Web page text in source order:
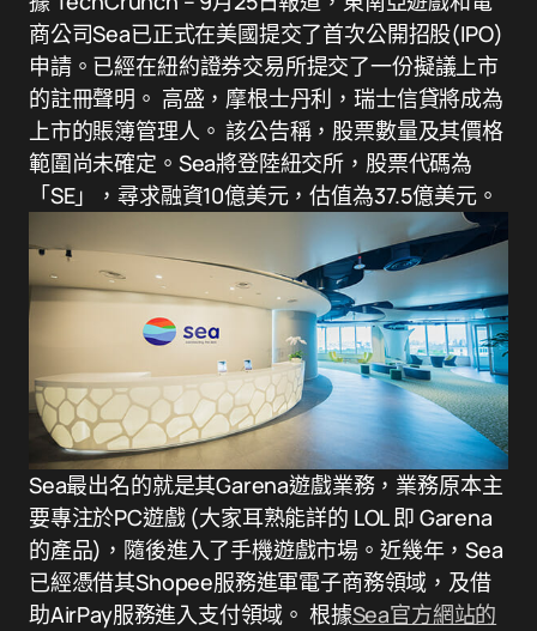
商公司Sea已正式在美國提交了首次公開招股(IPO)
申請。已經在紐約證券交易所提交了一份擬議上市
的註冊聲明。 高盛，摩根士丹利，瑞士信貸將成為
上市的賬簿管理人。 該公告稱，股票數量及其價格
範圍尚未確定。Sea將登陸紐交所，股票代碼為
「SE」，尋求融資10億美元，估值為37.5億美元。
Sea最出名的就是其Garena遊戲業務，業務原本主
要專注於PC遊戲 (大家耳熟能詳的 LOL 即 Garena
的產品)，隨後進入了手機遊戲市場。近幾年，Sea
已經憑借其Shopee服務進軍電子商務領域，及借
助AirPay服務進入支付領域。 根據Sea官方網站的